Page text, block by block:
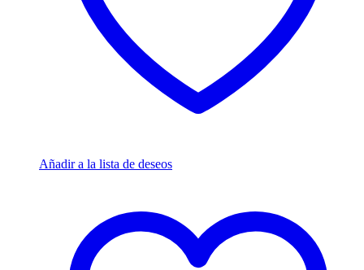
Añadir a la lista de deseos